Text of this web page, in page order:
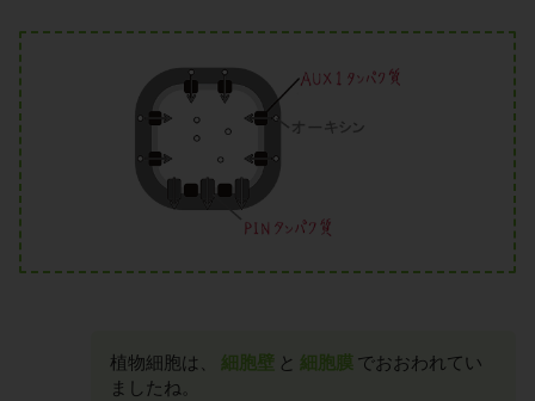
植物細胞は、 細胞壁 と 細胞膜 でおおわれてい
ましたね。